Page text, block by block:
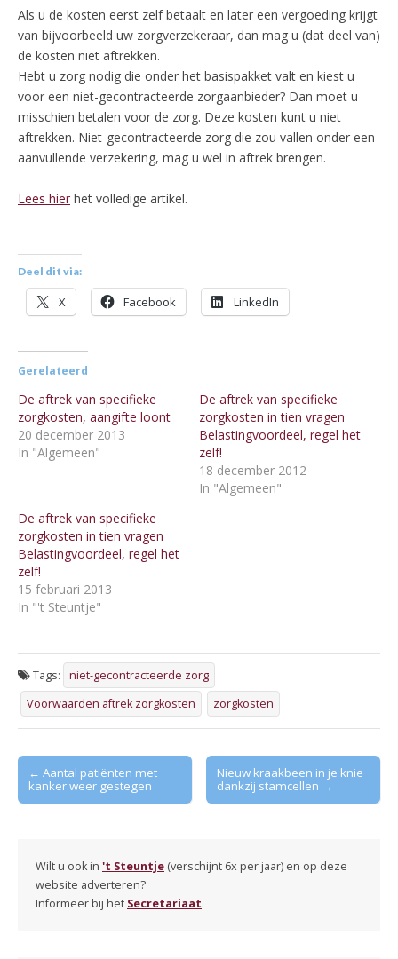
Als u de kosten eerst zelf betaalt en later een vergoeding krijgt
van bijvoorbeeld uw zorgverzekeraar, dan mag u (dat deel van)
de kosten niet aftrekken.
Hebt u zorg nodig die onder het basispakket valt en kiest u
voor een niet-gecontracteerde zorgaanbieder? Dan moet u
misschien betalen voor de zorg. Deze kosten kunt u niet
aftrekken. Niet-gecontracteerde zorg die zou vallen onder een
aanvullende verzekering, mag u wel in aftrek brengen.
Lees hier het volledige artikel.
Deel dit via:
X Facebook LinkedIn
Gerelateerd
De aftrek van specifieke
zorgkosten, aangifte loont
20 december 2013
In "Algemeen"
De aftrek van specifieke
zorgkosten in tien vragen
Belastingvoordeel, regel het
zelf!
18 december 2012
In "Algemeen"
De aftrek van specifieke
zorgkosten in tien vragen
Belastingvoordeel, regel het
zelf!
15 februari 2013
In "'t Steuntje"
Tags:
niet-gecontracteerde zorg
Voorwaarden aftrek zorgkosten
zorgkosten
Post
navigation
← Aantal patiënten met
kanker weer gestegen
Nieuw kraakbeen in je knie
dankzij stamcellen →
Wilt u ook in 't Steuntje (verschijnt 6x per jaar) en op deze
website adverteren?
Informeer bij het Secretariaat.